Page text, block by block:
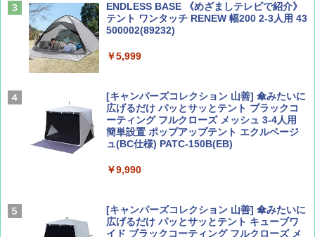
AIRLINE（エアライン）2026年9月号【特
集】ボーイング110周年を祝して！
￥1,760
ァキア 2026～2027 地球の歩き方A ヨーロッ
￥2,277
新しい日本地理 地図・統計・移動から読み
解く (講談社現代新書)
￥1,540
ENDLESS BASE 《めざましテレビで紹介》
テント ワンタッチ RENEW 幅200 2-3人用 43
500002(89232)
￥5,999
[キャンパーズコレクション 山善] 傘みたいに
広げるだけ パッとサッとテント ブラックコ
ーティング フルクローズ メッシュ 3-4人用
簡単設置 ポップアップテント エクルベージ
ュ(BC仕様) PATC-150B(EB)
￥9,990
[キャンパーズコレクション 山善] 傘みたいに
広げるだけ パッとサッとテント キューブワ
イド ブラックコーティング フルクローズ メ